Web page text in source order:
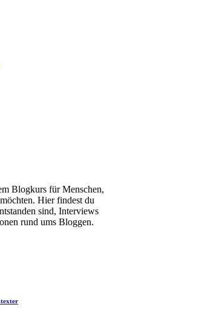
Blogkurs für Menschen,
Hier findest du
sind, Interviews
rund ums Bloggen.